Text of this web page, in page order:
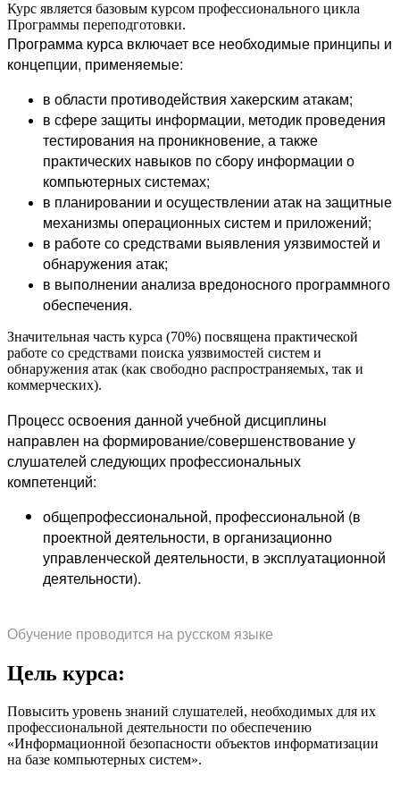
Курс является базовым курсом профессионального цикла
Программы переподготовки.
Программа курса включает все необходимые принципы и
концепции, применяемые:
в области противодействия хакерским атакам;
в сфере защиты информации, методик проведения
тестирования на проникновение, а также
практических навыков по сбору информации о
компьютерных системах;
в планировании и осуществлении атак на защитные
механизмы операционных систем и приложений;
в работе со средствами выявления уязвимостей и
обнаружения атак;
в выполнении анализа вредоносного программного
обеспечения.
Значительная часть курса (70%) посвящена практической
работе со средствами поиска уязвимостей систем и
обнаружения атак (как свободно распространяемых, так и
коммерческих).
Процесс освоения данной учебной дисциплины
направлен на формирование/совершенствование у
слушателей следующих профессиональных
компетенций:
общепрофессиональной, профессиональной (в
проектной деятельности, в организационно
управленческой деятельности, в эксплуатационной
деятельности).
Обучение проводится на русском языке
Цель курса:
Повысить уровень знаний слушателей, необходимых для их
профессиональной деятельности по обеспечению
«Информационной безопасности объектов информатизации
на базе компьютерных систем».